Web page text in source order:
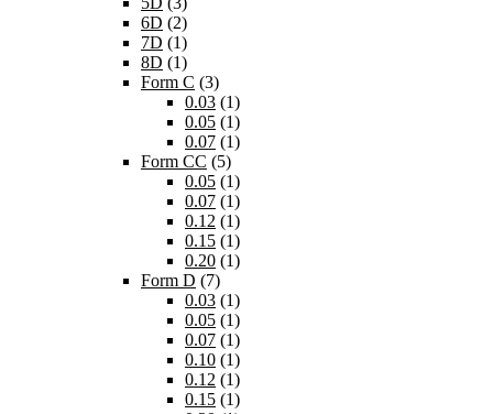
6D (2)
7D (1)
8D (1)
Form C (3)
0.03 (1)
0.05 (1)
0.07 (1)
Form CC (5)
0.05 (1)
0.07 (1)
0.12 (1)
0.15 (1)
0.20 (1)
Form D (7)
0.03 (1)
0.05 (1)
0.07 (1)
0.10 (1)
0.12 (1)
0.15 (1)